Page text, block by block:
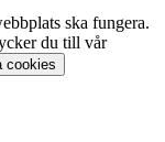
ska fungera.
du till vår
cookies